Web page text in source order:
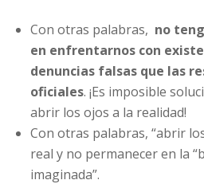
Con otras palabras, no
en enfrentarnos con
denuncias falsas que las
oficiales. ¡Es imposible
abrir los ojos a la realidad!
Con otras palabras, “abrir
real y no permanecer en la
imaginada”.